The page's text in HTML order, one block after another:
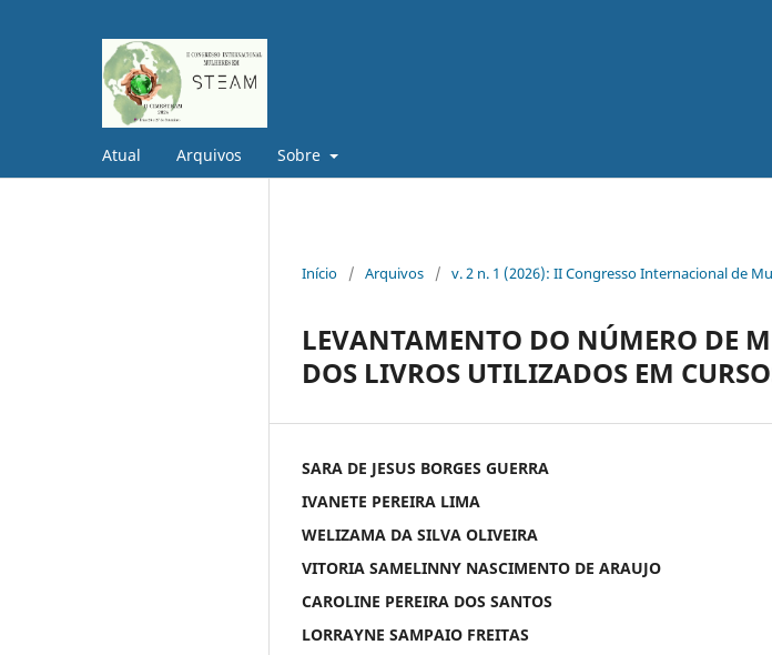
Atual Arquivos Sobre
Início / Arquivos / v. 2 n. 1 (2026): II Congresso Internacional de
LEVANTAMENTO DO NÚMERO DE
DOS LIVROS UTILIZADOS EM
SARA DE JESUS BORGES GUERRA
IVANETE PEREIRA LIMA
WELIZAMA DA SILVA OLIVEIRA
VITORIA SAMELINNY NASCIMENTO DE ARAUJO
CAROLINE PEREIRA DOS SANTOS
LORRAYNE SAMPAIO FREITAS